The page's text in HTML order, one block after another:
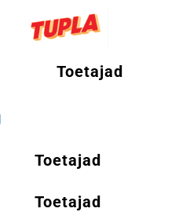
Toetajad
Toetajad
Toetajad